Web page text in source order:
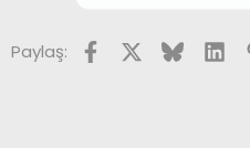
Paylaş: FacebookX (Twitter)
Bluesky